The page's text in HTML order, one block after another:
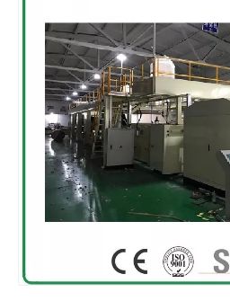
Fácil operar o núcleo de papel de favo de mel automático completo que faz a máquina
Máquina de papel automática completa contínua do núcleo do favo de mel com CE